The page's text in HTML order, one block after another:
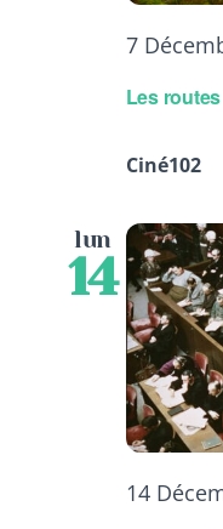
Les
7
Ciné102
lun
14
14